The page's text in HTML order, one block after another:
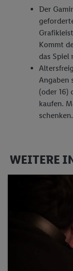
Der
Kommt
das Spiel
Angaben
(oder 16)
kaufen.
schenken.
WEITERE